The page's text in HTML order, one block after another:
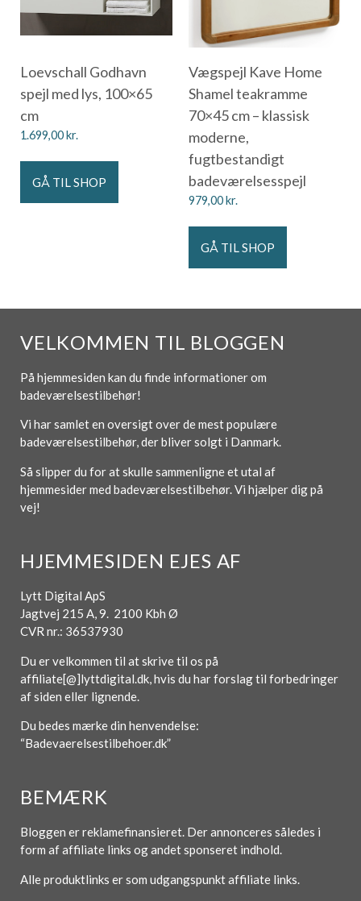
Loevschall Godhavn
spejl med lys, 100×65
cm
1.699,00kr.
GÅ TIL SHOP
Vægspejl Kave Home
Shamel teakramme
70×45 cm – klassisk
moderne,
fugtbestandigt
badeværelsesspejl
979,00kr.
GÅ TIL SHOP
VELKOMMEN TIL BLOGGEN
På hjemmesiden kan du finde informationer om
badeværelsestilbehør!
Vi har samlet en oversigt over de mest populære
badeværelsestilbehør, der bliver solgt i Danmark.
Så slipper du for at skulle sammenligne et utal af
hjemmesider med badeværelsestilbehør. Vi hjælper dig på
vej!
HJEMMESIDEN EJES AF
Lytt Digital ApS
Jagtvej 215 A, 9. 2100 Kbh Ø
CVR nr.: 36537930
Du er velkommen til at skrive til os på
affiliate[@]lyttdigital.dk, hvis du har forslag til forbedringer
af siden eller lignende.
Du bedes mærke din henvendelse:
“Badevaerelsestilbehoer.dk”
BEMÆRK
Bloggen er reklamefinansieret. Der annonceres således i
form af affiliate links og andet sponseret indhold.
Alle produktlinks er som udgangspunkt affiliate links.